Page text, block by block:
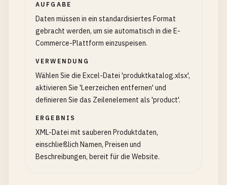
AUFGABE
Daten müssen in ein standardisiertes Format
gebracht werden, um sie automatisch in die E-
Commerce-Plattform einzuspeisen.
VERWENDUNG
Wählen Sie die Excel-Datei 'produktkatalog.xlsx',
aktivieren Sie 'Leerzeichen entfernen' und
definieren Sie das Zeilenelement als 'product'.
ERGEBNIS
XML-Datei mit sauberen Produktdaten,
einschließlich Namen, Preisen und
Beschreibungen, bereit für die Website.